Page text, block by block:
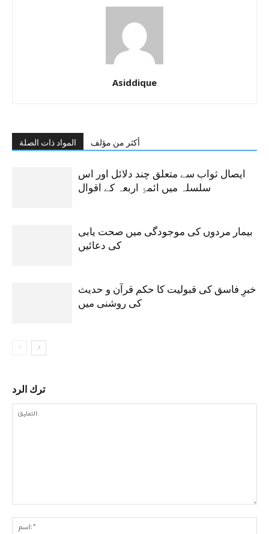
Asiddique
المواد ذات الصلة أكثر من مؤلف
ایصال ثواب سے متعلق چند دلائل اور اس
سلسلہ میں ائمۂِ اربعہ کے اقوال
بیمار مردوں کی موجودگی میں صحت یابی
کی دعائیں
خبرِ فاسق کی قبولیت کا حکم قرآن و حدیث
کی روشنی میں
ترك الرد